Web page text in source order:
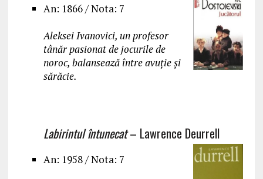
An: 1866 / Nota: 7
Aleksei Ivanovici, un profesor
tânăr pasionat de jocurile de
noroc, balansează între avuție și
sărăcie.
Labirintul întunecat– Lawrence Deurrell
An: 1958 / Nota: 7